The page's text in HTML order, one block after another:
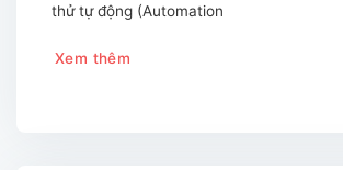
thử tự động (Automation
Xem thêm